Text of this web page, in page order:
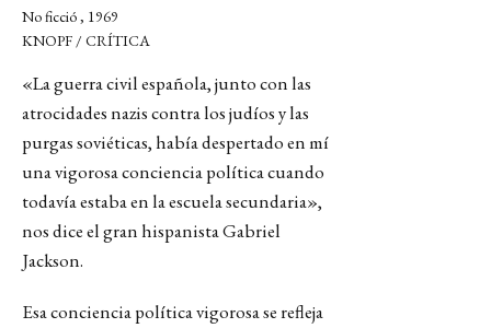
No ficció , 1969
KNOPF / CRÍTICA
«La guerra civil española, junto con las
atrocidades nazis contra los judíos y las
purgas soviéticas, había despertado en mí
una vigorosa conciencia política cuando
todavía estaba en la escuela secundaria»,
nos dice el gran hispanista Gabriel
Jackson.
Esa conciencia política vigorosa se refleja